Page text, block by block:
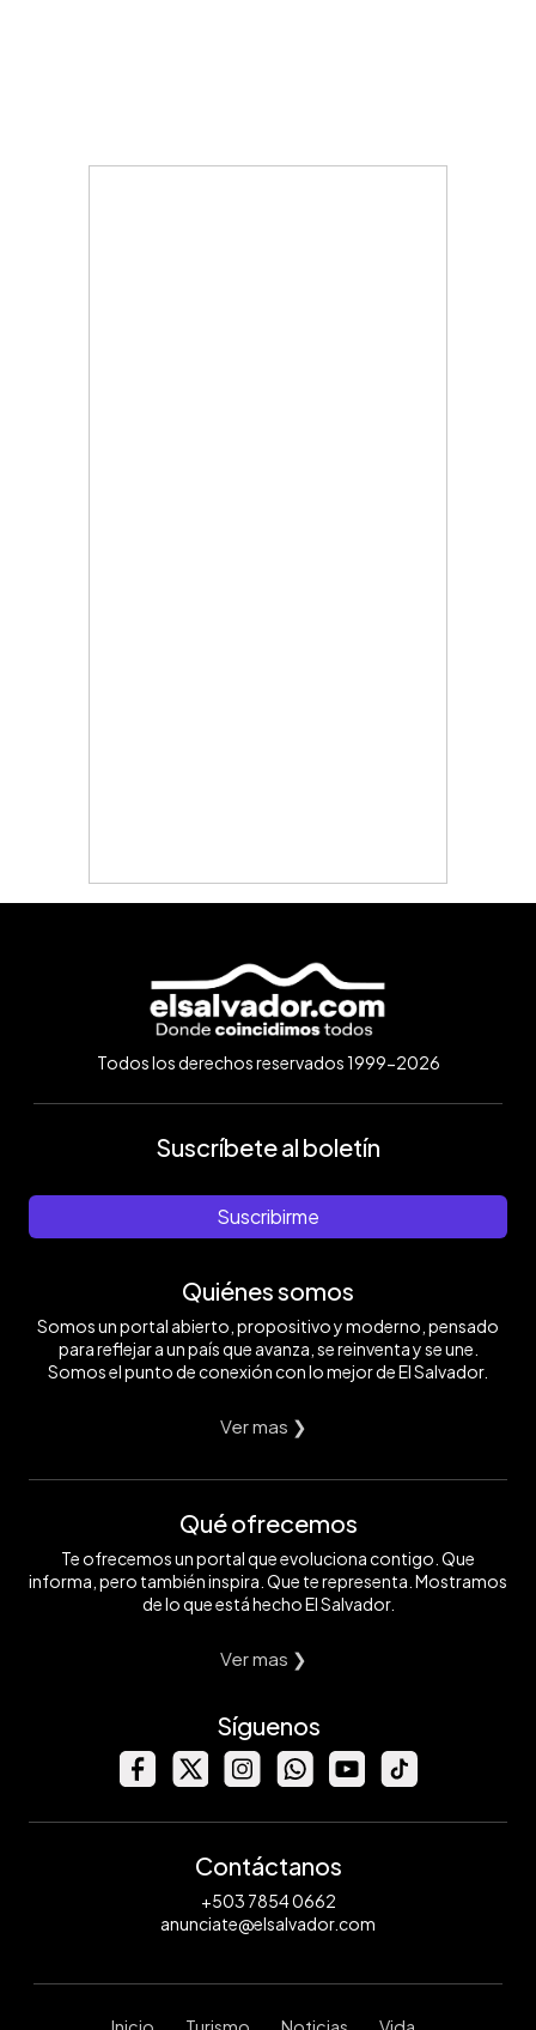
Todos los derechos reservados 1999-2026
Suscríbete al boletín
Suscribirme
Quiénes somos
Somos un portal abierto, propositivo y moderno, pensado
para reflejar a un país que avanza, se reinventa y se une.
Somos el punto de conexión con lo mejor de El Salvador.
Ver mas ❯
Qué ofrecemos
Te ofrecemos un portal que evoluciona contigo. Que
informa, pero también inspira. Que te representa. Mostramos
de lo que está hecho El Salvador.
Ver mas ❯
Síguenos
Contáctanos
+503 7854 0662
anunciate@elsalvador.com